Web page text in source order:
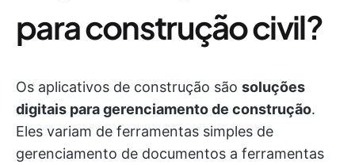
para construção civil?
Os aplicativos de construção são soluções
digitais para gerenciamento de construção.
Eles variam de ferramentas simples de
gerenciamento de documentos a ferramentas